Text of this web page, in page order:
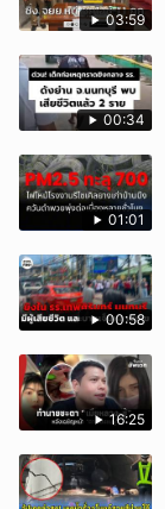
03:59
00:34
01:01
00:58
16:25